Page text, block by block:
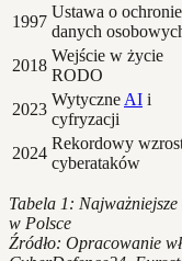
1997
Ustawa o ochronie
danych
2018
Wejście w życie
RODO
2023
Wytyczne AI i
cyfryzacji
2024
Rekordowy
cyberataków
Tabela 1:
w Polsce
Źródło: Opracowanie